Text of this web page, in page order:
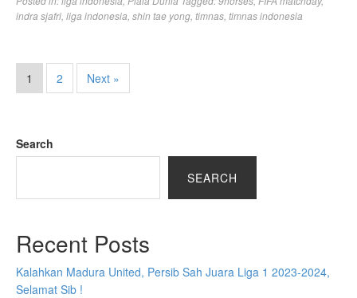
indra sjafri liga indonesia shin tae yong timnas timnas indonesia
1 2 Next »
Search
SEARCH
Recent Posts
Kalahkan Madura United, Persib Sah Juara Liga 1 2023-2024,
Selamat Sib !